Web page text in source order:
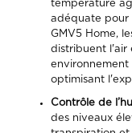
température
adéquate pour
GMV5 Home,
distribuent l'air
environnement
optimisant
Contrôle de
des niveaux